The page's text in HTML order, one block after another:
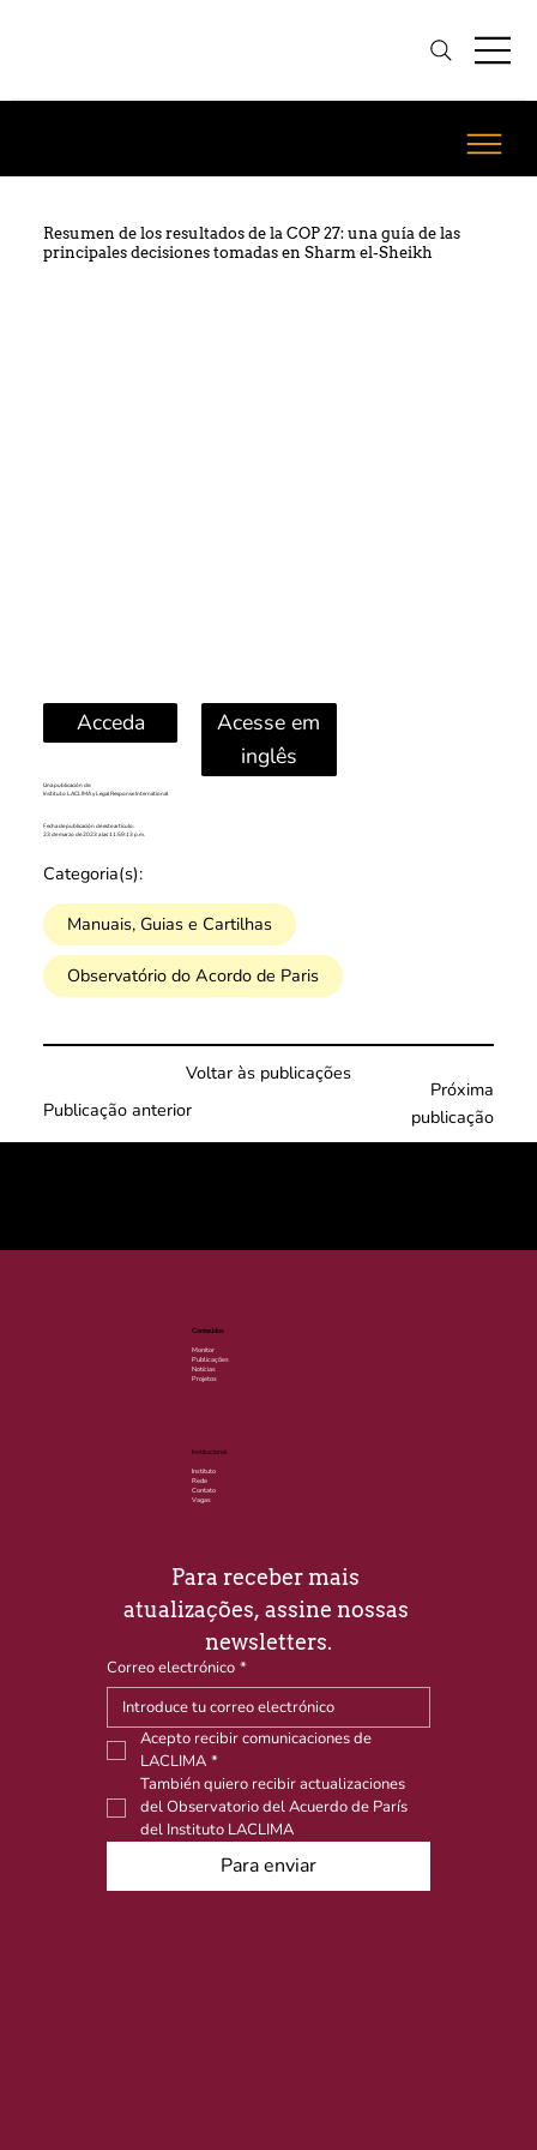
Resumen de los resultados de la COP 27: una guía de las
principales decisiones tomadas en Sharm el-Sheikh
Acceda
Acesse em
inglês
Una publicación de:
Instituto LACLIMA y Legal Response International
Fecha de publicación de este artículo:
23 de marzo de 2023 a las 11:59:13 p.m.
Categoria(s):
Manuais, Guias e Cartilhas
Observatório do Acordo de Paris
Voltar às publicações
Publicação anterior
Próxima
publicação
Conteúdos
Monitor
Publicações
Notícias
Projetos
Institucional
Instituto
Rede
Contato
Vagas
Para receber mais
atualizações, assine nossas
newsletters.
Correo electrónico *
Acepto recibir comunicaciones de
LACLIMA *
También quiero recibir actualizaciones
del Observatorio del Acuerdo de París
del Instituto LACLIMA
Para enviar